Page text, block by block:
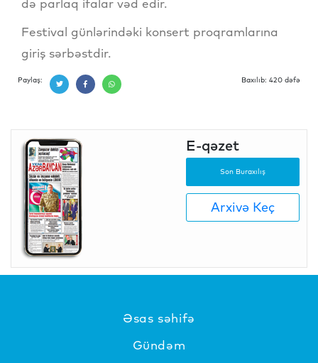
Festival günlərindəki konsert proqramlarına
giriş sərbəstdir.
Paylaş: Baxılıb: 420 dəfə
E-qəzet
Son Buraxılış
Arxivə Keç
Əsas səhifə
Gündəm